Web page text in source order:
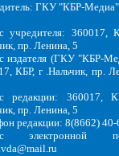
ГКУ "КБР-Медиа"
учредителя: 360017,
пр. Ленина, 5
издателя (ГКУ "КБР-
КБР, г .Нальчик, пр.
редакции: 360017,
пр. Ленина, 5
редакции: 8(8662)
электронной